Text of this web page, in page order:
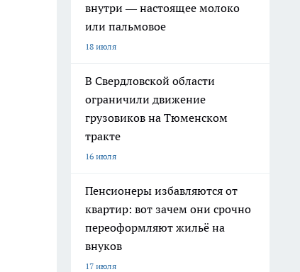
внутри — настоящее молоко
или пальмовое
18 июля
В Свердловской области
ограничили движение
грузовиков на Тюменском
тракте
16 июля
Пенсионеры избавляются от
квартир: вот зачем они срочно
переоформляют жильё на
внуков
17 июля